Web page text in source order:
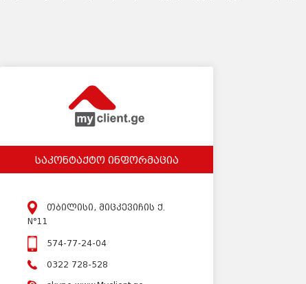
საკონტაქტო ინფორმაცია
თბილისი, მიცკევიჩის ქ.
N°11
574-77-24-04
0322 728-528